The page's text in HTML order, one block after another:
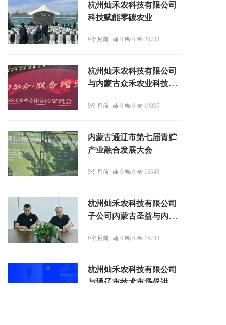
杭州灿禾农科技有限公司
科技赋能零碳农业
9个月前 0 0 20733
杭州灿禾农科技有限公司
与内蒙古众禾农业科技责
交流
9个月前 0 0 19805
内蒙古通辽市第七届青贮
产业融合发展大会
9个月前 0 0 16643
杭州灿禾农科技有限公司
子公司内蒙古圣益与内蒙
限公司达成战略合作
9个月前 0 0 16734
杭州灿禾农科技有限公司
与通辽市技术市场促进中